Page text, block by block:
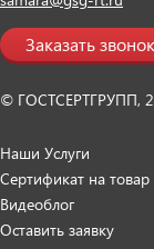
Заказать звонок
© ГОСТСЕРТГРУПП,
Наши Услуги
Сертификат на товар
Видеоблог
Оставить заявку